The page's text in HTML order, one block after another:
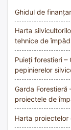
Ghidul de
Harta
tehnice de
Puieți forestieri
pepinierelor
Garda
proiectele de
Harta proiectelor